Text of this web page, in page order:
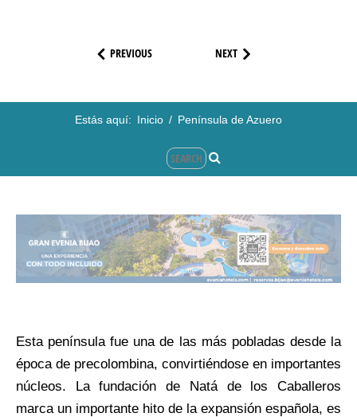
PREVIOUS NEXT
Estás aquí: Inicio / Península de Azuero
Esta península fue una de las más pobladas desde la
época de precolombina, convirtiéndose en importantes
núcleos. La fundación de Natá de los Caballeros
marca un importante hito de la expansión española, es